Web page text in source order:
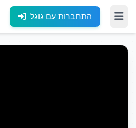
התחברות עם גוגל